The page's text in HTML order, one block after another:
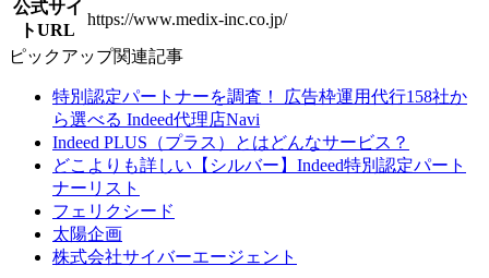
公式サイ
トURL
https://www.medix-inc.co.jp/
ピックアップ関連記事
特別認定パートナーを調査！ 広告枠運用代行158社か
ら選べる Indeed代理店Navi
Indeed PLUS（プラス）とはどんなサービス？
どこよりも詳しい【シルバー】Indeed特別認定パート
ナーリスト
フェリクシード
太陽企画
株式会社サイバーエージェント